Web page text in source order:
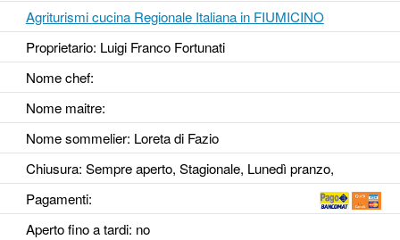
Agriturismi cucina Regionale Italiana in FIUMICINO
Proprietario: Luigi Franco Fortunati
Nome chef:
Nome maitre:
Nome sommelier: Loreta di Fazio
Chiusura: Sempre aperto, Stagionale, Lunedì pranzo,
Pagamenti:
Aperto fino a tardi: no